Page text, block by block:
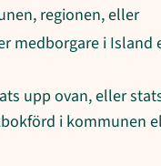
regionen, eller
medborgare i
upp ovan, eller
i kommunen